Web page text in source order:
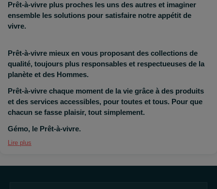
Prêt-à-vivre plus proches les uns des autres et imaginer
ensemble les solutions pour satisfaire notre appétit de
vivre.
Prêt-à-vivre mieux en vous proposant des collections de
qualité, toujours plus responsables et respectueuses de la
planète et des Hommes.
Prêt-à-vivre chaque moment de la vie grâce à des produits
et des services accessibles, pour toutes et tous. Pour que
chacun se fasse plaisir, tout simplement.
Gémo, le Prêt-à-vivre.
Lire plus